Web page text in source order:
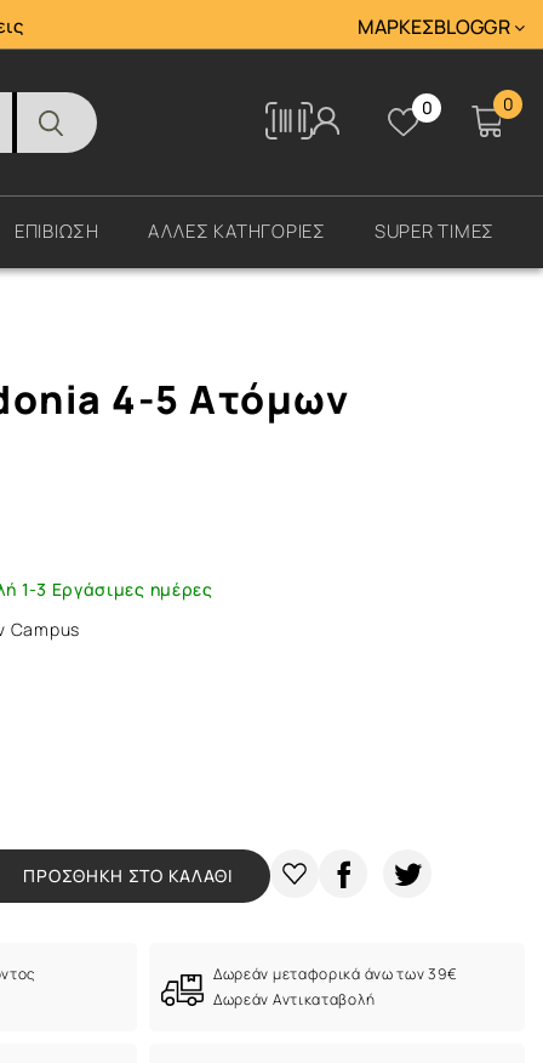
Tracking ΜΆΡΚΕΣBLOGGR
Tracking 0 0
ΕΠΙΒΙΩΣΗ ΑΛΛΕΣ ΚΑΤΗΓΟΡΙΕΣ SUPER ΤΙΜΕΣ
4-5 Ατόμων
1-3 Εργάσιμες ημέρες
Campus
ΠΡΟΣΘΗΚΗ ΣΤΟ ΚΑΛΑΘΙ
Δωρεάν μεταφορικά άνω των 39€
Δωρεάν Αντικαταβολή